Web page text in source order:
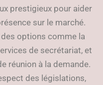
prestigieux pour aider
sur le marché.
options comme la
de secrétariat, et
réunion à la demande.
des législations,